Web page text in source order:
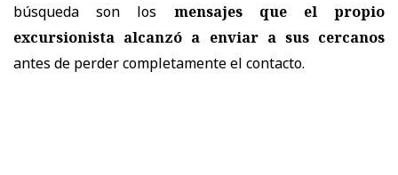
búsqueda son los mensajes que el propio
excursionista alcanzó a enviar a sus cercanos
antes de perder completamente el contacto.